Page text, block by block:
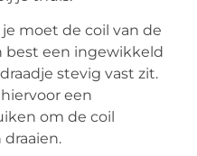
moet de coil van de
best een ingewikkeld
stevig vast zit.
een
om de coil